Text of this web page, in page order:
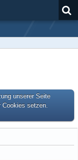
unserer Seite
Cookies setzen.